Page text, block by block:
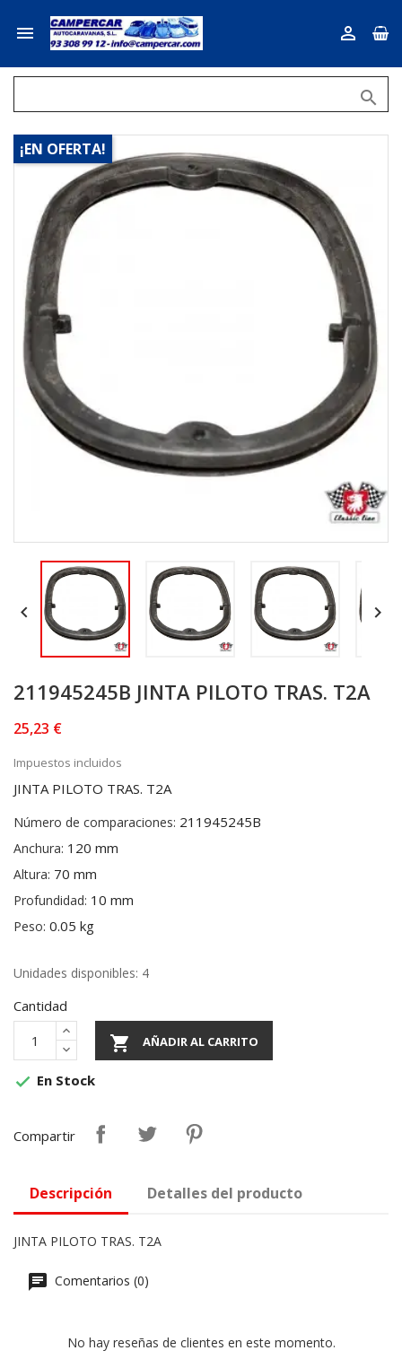
 

¡EN OFERTA!
 
211945245B JINTA PILOTO TRAS. T2A
25,23 €
Impuestos incluidos
JINTA PILOTO TRAS. T2A
Número de comparaciones: 211945245B
Anchura: 120 mm
Altura: 70 mm
Profundidad: 10 mm
Peso: 0.05 kg
Unidades disponibles: 4
Cantidad
 AÑADIR AL CARRITO
 En Stock
Compartir
Descripción Detalles del producto
JINTA PILOTO TRAS. T2A
Comentarios (0)
No hay reseñas de clientes en este momento.